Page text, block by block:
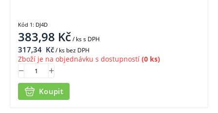
383,98 Kč/ kss DPH
317,34 Kč/ ks bez DPH
Zboží je na objednávku s dostupností (0 ks)
Koupit
Kód 1: DJ4D